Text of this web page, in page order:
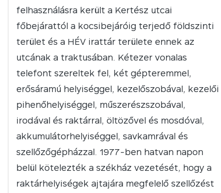
felhasználásra került a Kertész utcai
főbejárattól a kocsibejáróig terjedő földszinti
terület és a HÉV irattár területe ennek az
utcának a traktusában. Kétezer vonalas
telefont szereltek fel, két gépteremmel,
erősáramú helyiséggel, kezelőszobával, kezelői
pihenőhelyiséggel, műszerészszobával,
irodával és raktárral, öltözővel és mosdóval,
akkumulátorhelyiséggel, savkamrával és
szellőzőgépházzal. 1977-ben hatvan napon
belül kötelezték a székház vezetését, hogy a
raktárhelyiségek ajtajára megfelelő szellőzést